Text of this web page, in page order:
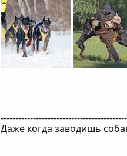
-------------------------------------------
Даже когда заводишь